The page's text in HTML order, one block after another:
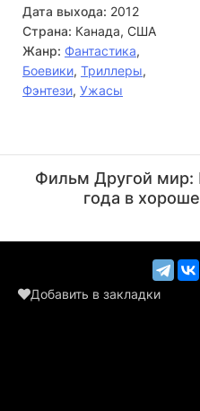
Дата выхода: 2012
Страна: Канада, США
Жанр: Фантастика,
Боевики, Триллеры,
Фэнтези, Ужасы
(Thomas)
Фильм Другой мир:
года в
Добавить в закладки